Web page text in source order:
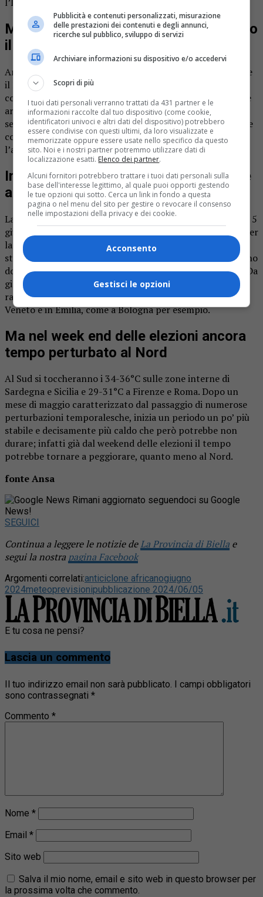
Meteo, da mercoledì bel tempo su tutto
il Paese
Ancora domani una perturbazione colpirà principalmente
il Nord nella giornata di martedì. Martedì infatti partirà
con il bel tempo su tutte le regioni, nel pomeriggio invece
arriveranno temporali a carattere irregolare sulle regioni
settentrionali. Non mancheranno grandinate improvvise e
colpi di vento. Sul resto d’Italia invece avanzerà
l’anticiclone subtropicale.
In arrivo per la prima volta l’anticiclone
africano
La situazione muterà radicalmente a partire da mercoledì 5
giugno. Sarà in questa data che su tutta l’Italia arriverà, per
la prima volta, l’anticiclone africano. L’atmosfera tornerà
stabile, il sole prevalente e le temperature saliranno giorno
dopo giorno fino a raggiungere valori tipicamente estivi. Da
giovedì 6 e soprattutto da venerdì anche al Nord si
raggiungeranno picchi di 30°C, forse anche più sul basso
Veneto e in Emilia, come a Bologna per esempio.
Ma nel week end delle elezioni ancora
tempo perturbato al Nord
Al Sud si toccheranno i 34-36°C sulle zone interne di
Sardegna e Sicilia e 29-31°C a Firenze e Roma. Dopo un
mese di maggio caratterizzato dal passaggio di numerose
perturbazioni temporalesche, inizia un periodo un po’ più
stabile e decisamente più caldo che però potrebbe non
durare; infatti già dal weekend delle elezioni il tempo
potrebbe tornare a peggiorare, quanto meno al Nord.
fonte Ansa
Rimani aggiornato seguendoci su Google
News!
SEGUICI
Continua a leggere le notizie deLa Provincia di Biella e
segui la nostra pagina Facebook
Argomenti correlati:anticiclone africanogiugno
2024meteoprevisionipubblicazione 2024/06/05
E tu cosa ne pensi?
Lascia un commento
Il tuo indirizzo email non sarà pubblicato.
I campi obbligatori
sono contrassegnati *
Commento *
Nome *
Email *
Sito web
Salva il mio nome, email e sito web in questo browser per
la prossima volta che commento.
Pubblicità e contenuti personalizzati, misurazione
delle prestazioni dei contenuti e degli annunci,
ricerche sul pubblico, sviluppo di servizi
Archiviare informazioni su dispositivo e/o accedervi
Scopri di più
I tuoi dati personali verranno trattati da 431 partner e le
informazioni raccolte dal tuo dispositivo (come cookie,
identificatori univoci e altri dati del dispositivo) potrebbero
essere condivise con questi ultimi, da loro visualizzate e
memorizzate oppure essere usate nello specifico da questo
sito. Noi e i nostri partner potremmo utilizzare dati di
localizzazione esatti. Elenco dei partner.
Alcuni fornitori potrebbero trattare i tuoi dati personali sulla
base dell'interesse legittimo, al quale puoi opporti gestendo
le tue opzioni qui sotto. Cerca un link in fondo a questa
pagina o nel menu del sito per gestire o revocare il consenso
nelle impostazioni della privacy e dei cookie.
Acconsento
Gestisci le opzioni